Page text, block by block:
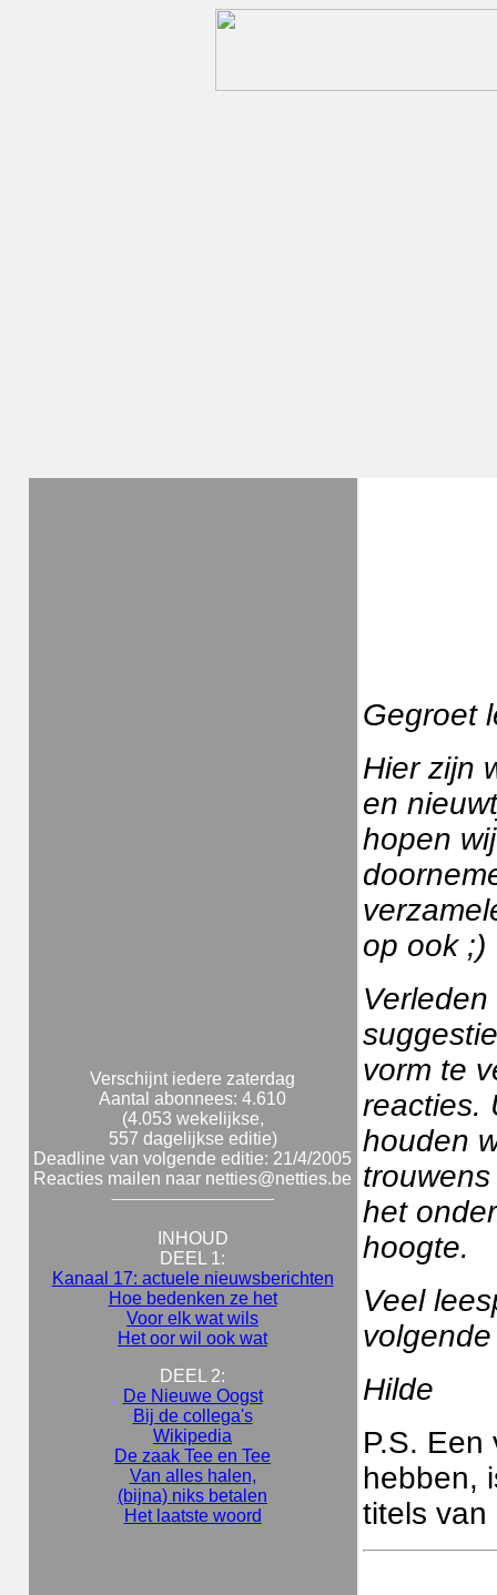
Verschijnt iedere zaterdag
Aantal abonnees: 4.610
(4.053 wekelijkse,
557 dagelijkse editie)
Deadline van volgende editie: 21/4/2005
Reacties mailen naar netties@netties.be
INHOUD
DEEL 1:
Kanaal 17: actuele nieuwsberichten
Hoe bedenken ze het
Voor elk wat wils
Het oor wil ook wat
DEEL 2:
De Nieuwe Oogst
Bij de collega's
Wikipedia
De zaak Tee en Tee
Van alles halen,
(bijna) niks betalen
Het laatste woord
Gegroet
Hier zijn
en
hopen
op ook ;)
vorm te
reacties.
houden
het
hoogte.
Veel
Hilde
P.S.
hebben,
titels van